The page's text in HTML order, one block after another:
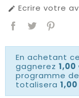
 Ecrire votre
En achetant
gagnerez 1,00
programme
totalisera